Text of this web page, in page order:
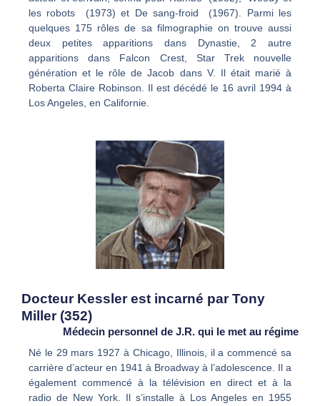
les robots (1973) et De sang-froid (1967). Parmi les
quelques 175 rôles de sa filmographie on trouve aussi
deux petites apparitions dans Dynastie, 2 autre
apparitions dans Falcon Crest, Star Trek nouvelle
génération et le rôle de Jacob dans V. Il était marié à
Roberta Claire Robinson. Il est décédé le 16 avril 1994 à
Los Angeles, en Californie.
Docteur Kessler est incarné par Tony
Miller (352)
Médecin personnel de J.R. qui le met au régime
Né le 29 mars 1927 à Chicago, Illinois, il a commencé sa
carrière d’acteur en 1941 à Broadway à l’adolescence. Il a
également commencé à la télévision en direct et à la
radio de New York. Il s’installe à Los Angeles en 1955